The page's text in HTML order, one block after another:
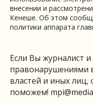
внесении и
Кенеше. Об этом
политики аппарата
Если Вы журналист и
правонарушениями
властей и иных
поможем!